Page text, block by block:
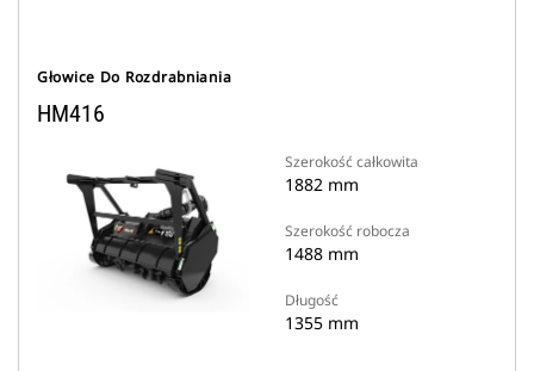
Głowice Do Rozdrabniania
HM416
Szerokość całkowita
1882 mm
Szerokość robocza
1488 mm
Długość
1355 mm